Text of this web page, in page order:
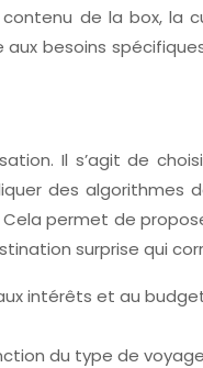
de la box, la
besoins
Il s’agit de
des algorithmes
permet de
surprise qui
intérêts et au
du type de